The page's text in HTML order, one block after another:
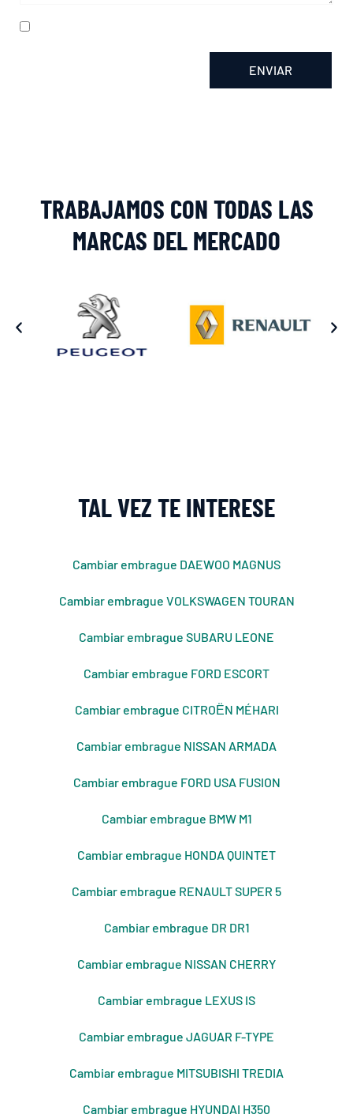
ENVIAR
TRABAJAMOS CON TODAS LAS
MARCAS DEL MERCADO
TAL VEZ TE INTERESE
Cambiar embrague DAEWOO MAGNUS
Cambiar embrague VOLKSWAGEN TOURAN
Cambiar embrague SUBARU LEONE
Cambiar embrague FORD ESCORT
Cambiar embrague CITROЁN MÉHARI
Cambiar embrague NISSAN ARMADA
Cambiar embrague FORD USA FUSION
Cambiar embrague BMW M1
Cambiar embrague HONDA QUINTET
Cambiar embrague RENAULT SUPER 5
Cambiar embrague DR DR1
Cambiar embrague NISSAN CHERRY
Cambiar embrague LEXUS IS
Cambiar embrague JAGUAR F-TYPE
Cambiar embrague MITSUBISHI TREDIA
Cambiar embrague HYUNDAI H350